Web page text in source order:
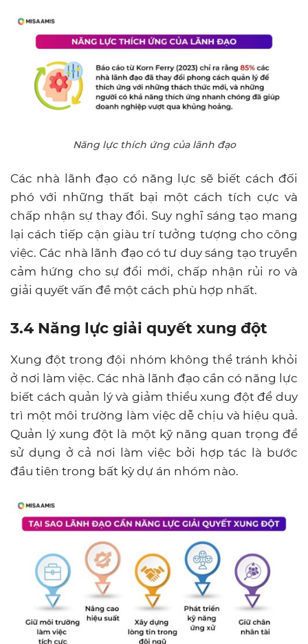
Năng lực thích ứng của lãnh đạo
Các nhà lãnh đạo có năng lực sẽ biết cách đối
phó với những thất bại một cách tích cực và
chấp nhận sự thay đổi. Suy nghĩ sáng tạo mang
lại cách tiếp cận giàu trí tưởng tượng cho công
việc. Các nhà lãnh đạo có tư duy sáng tạo truyền
cảm hứng cho sự đổi mới, chấp nhận rủi ro và
giải quyết vấn đề một cách phù hợp nhất.
3.4 Năng lực giải quyết xung đột
Xung đột trong đội nhóm không thể tránh khỏi
ở nơi làm việc. Các nhà lãnh đạo cần có năng lực
biết cách quản lý và giảm thiểu xung đột để duy
trì một môi trường làm việc dễ chịu và hiệu quả.
Quản lý xung đột là một kỹ năng quan trọng để
sử dụng ở cả nơi làm việc bởi hợp tác là bước
đầu tiên trong bất kỳ dự án nhóm nào.